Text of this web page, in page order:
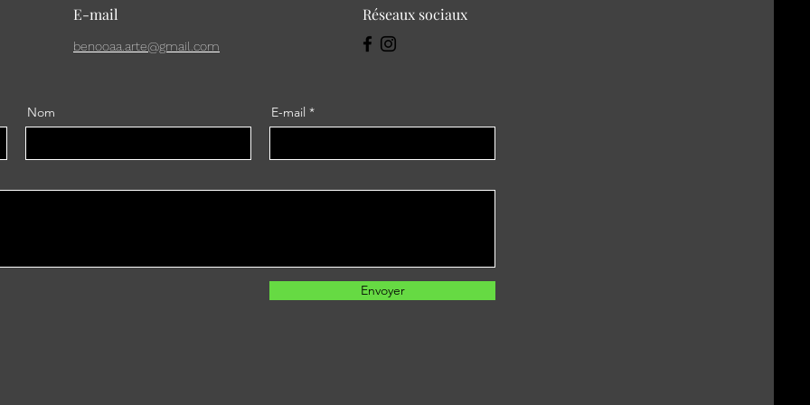
E-mail
benooaa.arte@gmail.com
Réseaux sociaux
Nom E-mail
Envoyer